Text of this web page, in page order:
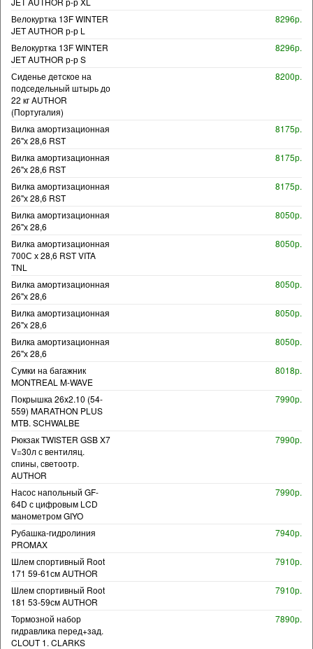
Велокуртка 13F WINTER
JET AUTHOR р-р L
8296р.
Велокуртка 13F WINTER
JET AUTHOR р-р S
8296р.
Сиденье детское на
подседельный штырь до
22 кг AUTHOR
(Португалия)
8200р.
Вилка амортизационная
26"х 28,6 RST
8175р.
Вилка амортизационная
26"х 28,6 RST
8175р.
Вилка амортизационная
26"х 28,6 RST
8175р.
Вилка амортизационная
26"х 28,6
8050р.
Вилка амортизационная
700С х 28,6 RST VITA
TNL
8050р.
Вилка амортизационная
26"х 28,6
8050р.
Вилка амортизационная
26"х 28,6
8050р.
Вилка амортизационная
26"х 28,6
8050р.
Сумки на багажник
MONTREAL M-WAVE
8018р.
Покрышка 26x2.10 (54-
559) MARATHON PLUS
MTB. SCHWALBE
7990р.
Рюкзак TWISTER GSB X7
V=30л с вентиляц.
спины, светоотр.
AUTHOR
7990р.
Насос напольный GF-
64D с цифровым LCD
манометром GIYO
7990р.
Рубашка-гидролиния
PROMAX
7940р.
Шлем спортивный Root
171 59-61см AUTHOR
7910р.
Шлем спортивный Root
181 53-59см AUTHOR
7910р.
Тормозной набор
гидравлика перед+зад.
CLOUT 1. CLARKS
7890р.